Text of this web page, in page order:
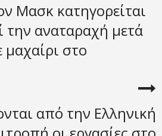
Μασκ κατηγορείται
την αναταραχή μετά
μαχαίρι στο
από την Ελληνική